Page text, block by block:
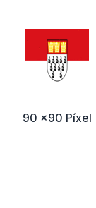
90 x90 Píxel